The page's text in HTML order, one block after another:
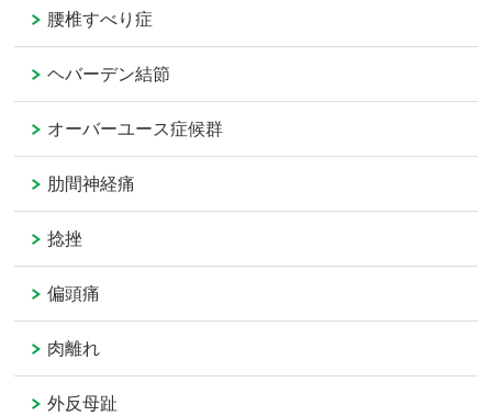
腰椎すべり症
ヘバーデン結節
オーバーユース症候群
肋間神経痛
捻挫
偏頭痛
肉離れ
外反母趾